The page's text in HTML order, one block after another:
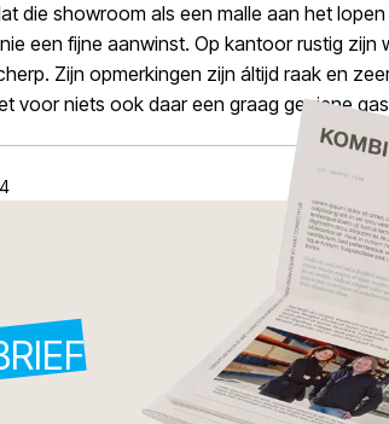
die showroom als een malle aan het
een fijne aanwinst. Op kantoor rustig zijn
Zijn opmerkingen zijn áltijd raak en
voor niets ook daar een graag geziene